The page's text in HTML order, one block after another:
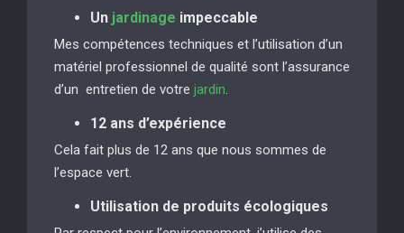
Un jardinage impeccable
Mes compétences techniques et l’utilisation d’un
matériel professionnel de qualité sont l’assurance
d’un entretien de votre jardin
12 ans d’expérience
Cela fait plus de 12 ans que nous sommes de
l’espace vert.
Utilisation de produits écologiques